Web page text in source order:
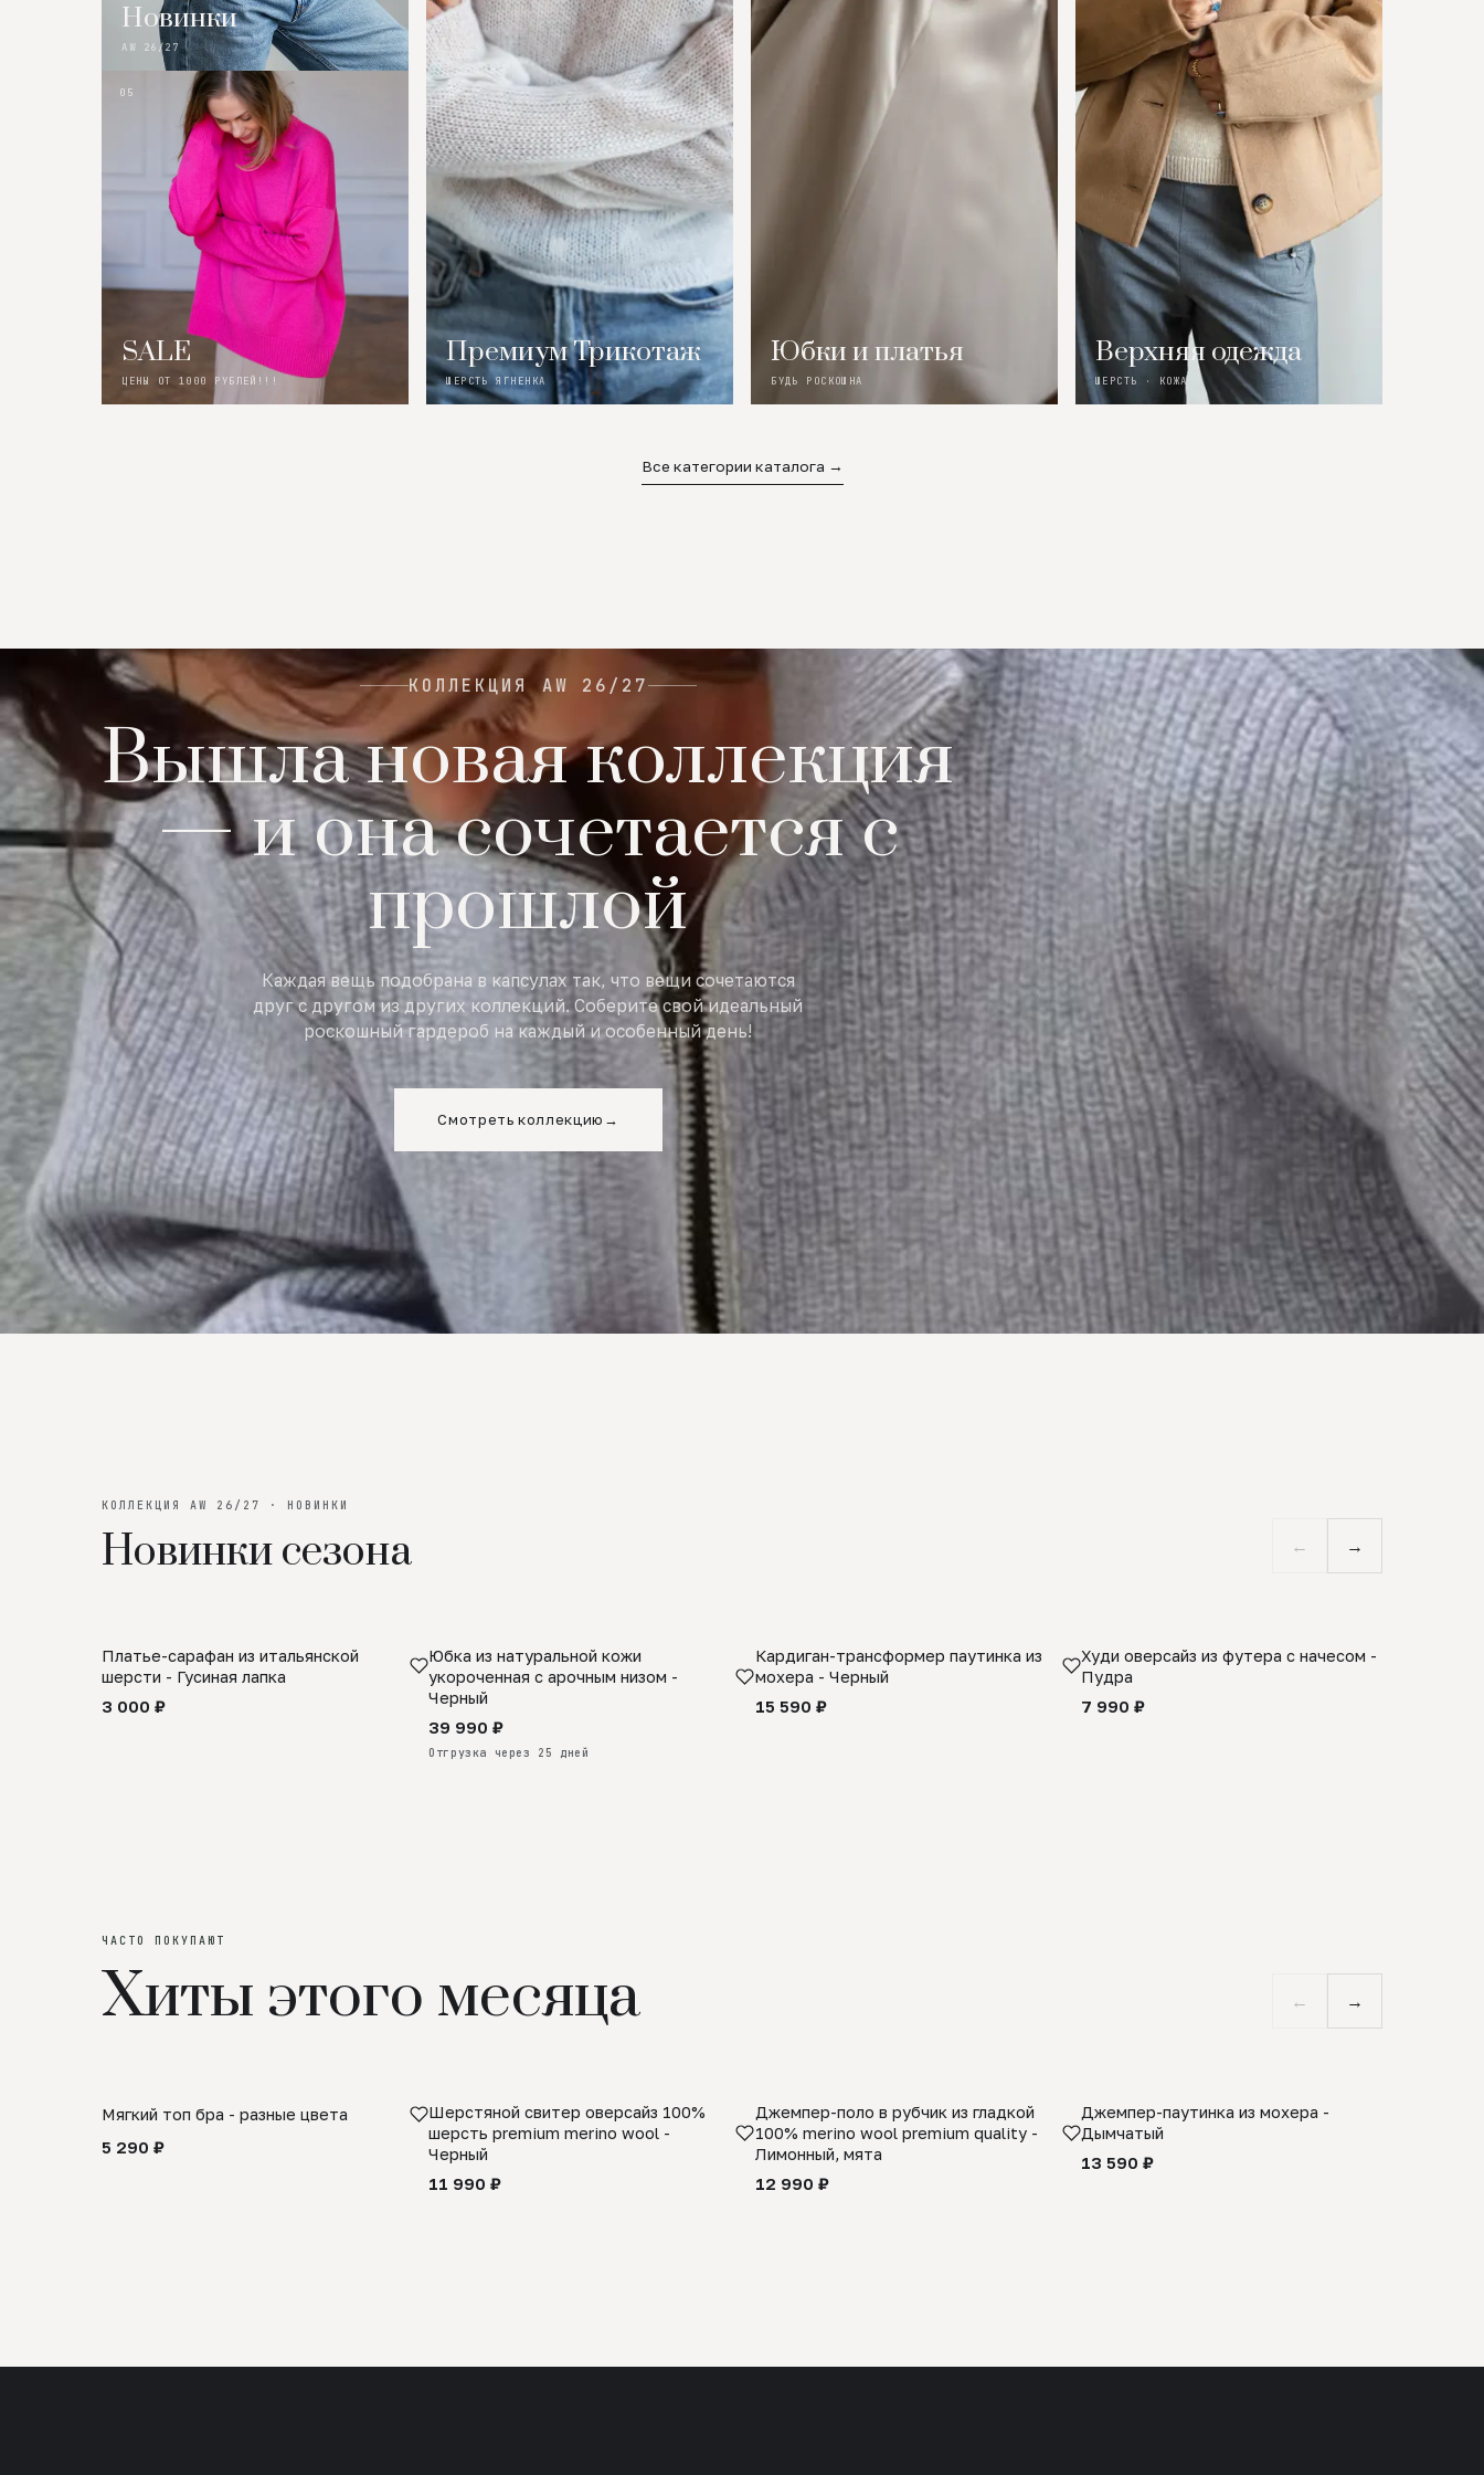
Новинки
AW 26/27
05
SALE
ЦЕНЫ ОТ 1000 РУБЛЕЙ!!!
Премиум Трикотаж
ШЕРСТЬ ЯГНЕНКА
Юбки и платья
БУДЬ РОСКОШНА
Верхняя одежда
ШЕРСТЬ · КОЖА
Все категории каталога →
КОЛЛЕКЦИЯ AW 26/27
Вышла новая коллекция
— и она сочетается с
прошлой
Каждая вещь подобрана в капсулах так, что вещи сочетаются
друг с другом из других коллекций. Соберите свой идеальный
роскошный гардероб на каждый и особенный день!
Смотреть коллекцию →
КОЛЛЕКЦИЯ AW 26/27 · НОВИНКИ
Новинки сезона ← →
SALE
Платье-сарафан из итальянской
шерсти - Гусиная лапка
3 000 ₽
ПРЕДЗАКАЗ
Юбка из натуральной кожи
укороченная с арочным низом -
Черный
39 990 ₽
Отгрузка через 25 дней
Кардиган-трансформер паутинка из
мохера - Черный
15 590 ₽
Худи оверсайз из футера с начесом -
Пудра
7 990 ₽
ЧАСТО ПОКУПАЮТ
Хиты этого месяца ← →
Мягкий топ бра - разные цвета
5 290 ₽
Шерстяной свитер оверсайз 100%
шерсть premium merino wool -
Черный
11 990 ₽
Джемпер-поло в рубчик из гладкой
100% merino wool premium quality -
Лимонный, мята
12 990 ₽
Джемпер-паутинка из мохера -
Дымчатый
13 590 ₽